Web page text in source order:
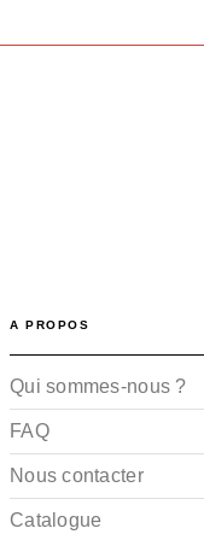
A PROPOS
Qui sommes-nous ?
FAQ
Nous contacter
Catalogue